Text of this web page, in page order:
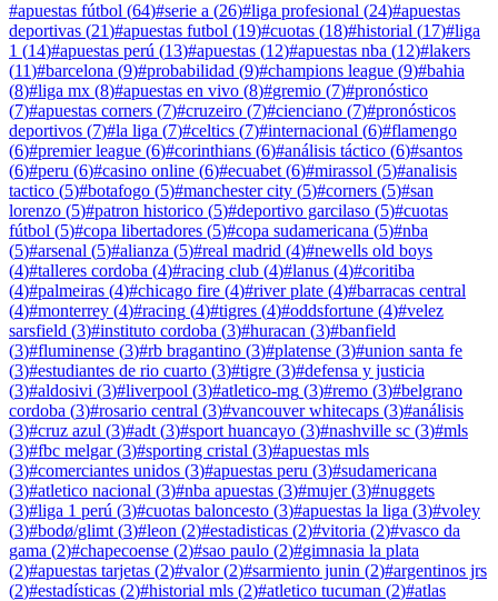
#apuestas fútbol (64)#serie a (26)#liga profesional (24)#apuestas
deportivas (21)#apuestas futbol (19)#cuotas (18)#historial (17)#liga
1 (14)#apuestas perú (13)#apuestas (12)#apuestas nba (12)#lakers
(11)#barcelona (9)#probabilidad (9)#champions league (9)#bahia
(8)#liga mx (8)#apuestas en vivo (8)#gremio (7)#pronóstico
(7)#apuestas corners (7)#cruzeiro (7)#cienciano (7)#pronósticos
deportivos (7)#la liga (7)#celtics (7)#internacional (6)#flamengo
(6)#premier league (6)#corinthians (6)#análisis táctico (6)#santos
(6)#peru (6)#casino online (6)#ecuabet (6)#mirassol (5)#analisis
tactico (5)#botafogo (5)#manchester city (5)#corners (5)#san
lorenzo (5)#patron historico (5)#deportivo garcilaso (5)#cuotas
fútbol (5)#copa libertadores (5)#copa sudamericana (5)#nba
(5)#arsenal (5)#alianza (5)#real madrid (4)#newells old boys
(4)#talleres cordoba (4)#racing club (4)#lanus (4)#coritiba
(4)#palmeiras (4)#chicago fire (4)#river plate (4)#barracas central
(4)#monterrey (4)#racing (4)#tigres (4)#oddsfortune (4)#velez
sarsfield (3)#instituto cordoba (3)#huracan (3)#banfield
(3)#fluminense (3)#rb bragantino (3)#platense (3)#union santa fe
(3)#estudiantes de rio cuarto (3)#tigre (3)#defensa y justicia
(3)#aldosivi (3)#liverpool (3)#atletico-mg (3)#remo (3)#belgrano
cordoba (3)#rosario central (3)#vancouver whitecaps (3)#análisis
(3)#cruz azul (3)#adt (3)#sport huancayo (3)#nashville sc (3)#mls
(3)#fbc melgar(3)#sporting cristal (3)#apuestas mls
(3)#comerciantes unidos (3)#apuestas peru (3)#sudamericana
(3)#atletico nacional (3)#nba apuestas (3)#mujer(3)#nuggets
(3)#liga 1 perú (3)#cuotas baloncesto (3)#apuestas la liga (3)#voley
(3)#bodø/glimt (3)#leon (2)#estadisticas (2)#vitoria (2)#vasco da
gama (2)#chapecoense (2)#sao paulo (2)#gimnasia la plata
(2)#apuestas tarjetas (2)#valor(2)#sarmiento junin (2)#argentinos jrs
(2)#estadísticas (2)#historial mls (2)#atletico tucuman (2)#atlas